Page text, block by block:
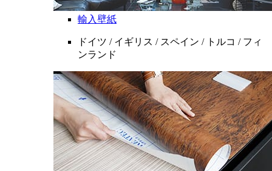
輸入壁紙
ドイツ / イギリス / スペイン / トルコ / フィ
ンランド